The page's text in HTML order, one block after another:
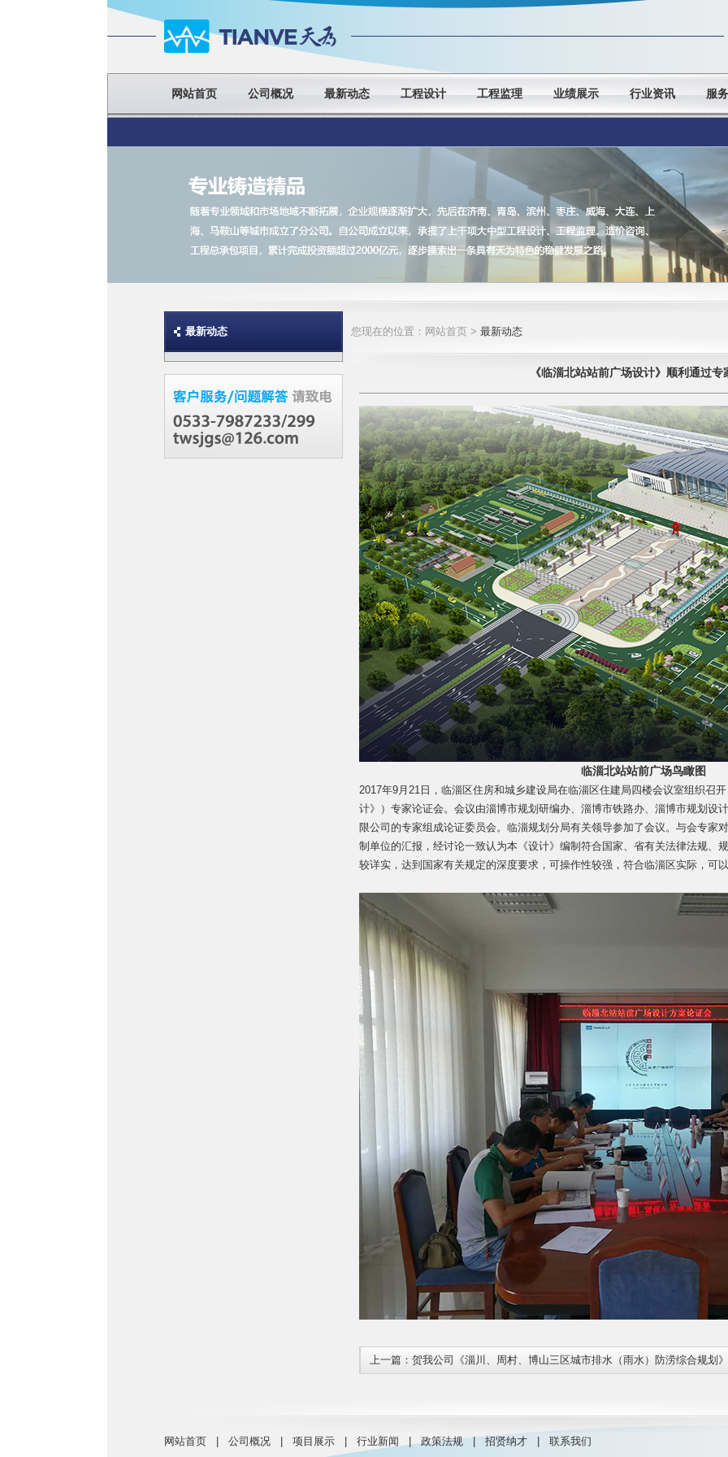
网站首页 公司概况 最新动态 工程设计 工程监理 业绩展示 行业资讯 服
最新动态 您现在的位置：网站首页 > 最新动态
《临淄北站站前广场设计》顺利通过专
临淄北站站前广场鸟瞰图
2017年9月21日，临淄区住房和城乡建设局在临淄区住建局四楼会议室组织召
计》）专家论证会。会议由淄博市规划研编办、淄博市铁路办、淄博市规划设
限公司的专家组成论证委员会。临淄规划分局有关领导参加了会议。与会专家
制单位的汇报，经讨论一致认为本《设计》编制符合国家、省有关法律法规、
较详实，达到国家有关规定的深度要求，可操作性较强，符合临淄区实际，可
上一篇： 贺我公司《淄川、周村、博山三区城市排水（雨水）防涝综合规划
网站首页 | 公司概况 | 项目展示 | 行业新闻 | 政策法规 | 招贤纳才 | 联系我们